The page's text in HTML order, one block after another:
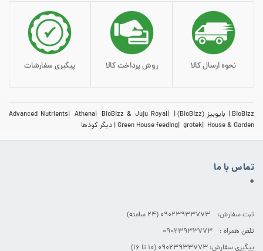
نحوه ارسال کالا روش پرداخت کالا پیگیری سفارشات
BioBizz بایوبیز (BioBizz) Advanced Nutrients Athena
BioBizz & Juju Royal
Green House feeding grotek House & Garden دیگر کودها
تماس با ما
+
ثبت سفارش: 09023933773 (۲۴ ساعته)
تلفن همراه : 09023933773
پیگیری سفارش: 09023933773 (۱۰ تا ۱۶)